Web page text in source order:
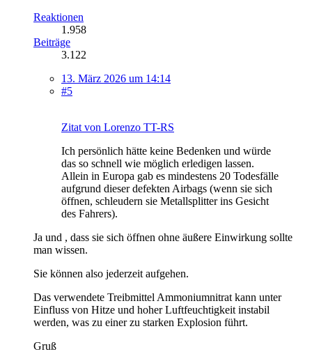
Reaktionen
1.958
Beiträge
3.122
13. März 2026 um 14:14
#5
Zitat von Lorenzo TT-RS
Ich persönlich hätte keine Bedenken und würde
das so schnell wie möglich erledigen lassen.
Allein in Europa gab es mindestens 20 Todesfälle
aufgrund dieser defekten Airbags (wenn sie sich
öffnen, schleudern sie Metallsplitter ins Gesicht
des Fahrers).
Ja und , dass sie sich öffnen ohne äußere Einwirkung sollte
man wissen.
Sie können also jederzeit aufgehen.
Das verwendete Treibmittel Ammoniumnitrat kann unter
Einfluss von Hitze und hoher Luftfeuchtigkeit instabil
werden, was zu einer zu starken Explosion führt.
Gruß